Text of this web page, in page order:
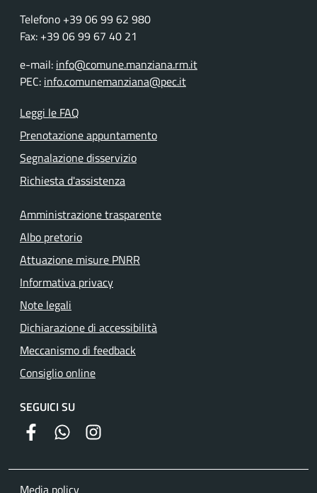
Telefono +39 06 99 62 980
Fax: +39 06 99 67 40 21
e-mail: info@comune.manziana.rm.it
PEC: info.comunemanziana@pec.it
Leggi le FAQ
Prenotazione appuntamento
Segnalazione disservizio
Richiesta d'assistenza
Amministrazione trasparente
Albo pretorio
Attuazione misure PNRR
Informativa privacy
Note legali
Dichiarazione di accessibilità
Meccanismo di feedback
Consiglio online
SEGUICI SU
facebook whatsapp
Media policy